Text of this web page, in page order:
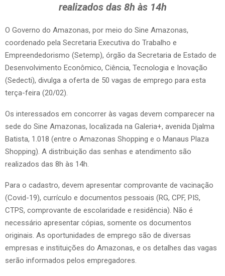
realizados das 8h às 14h
O Governo do Amazonas, por meio do Sine Amazonas,
coordenado pela Secretaria Executiva do Trabalho e
Empreendedorismo (Setemp), órgão da Secretaria de Estado de
Desenvolvimento Econômico, Ciência, Tecnologia e Inovação
(Sedecti), divulga a oferta de 50 vagas de emprego para esta
terça-feira (20/02).
Os interessados em concorrer às vagas devem comparecer na
sede do Sine Amazonas, localizada na Galeria+, avenida Djalma
Batista, 1.018 (entre o Amazonas Shopping e o Manaus Plaza
Shopping). A distribuição das senhas e atendimento são
realizados das 8h às 14h.
Para o cadastro, devem apresentar comprovante de vacinação
(Covid-19), currículo e documentos pessoais (RG, CPF, PIS,
CTPS, comprovante de escolaridade e residência). Não é
necessário apresentar cópias, somente os documentos
originais. As oportunidades de emprego são de diversas
empresas e instituições do Amazonas, e os detalhes das vagas
serão informados pelos empregadores.